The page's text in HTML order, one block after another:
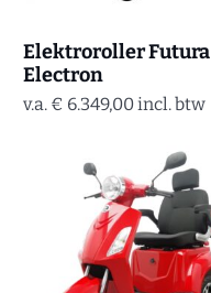
Elektroroller Futura
Electron
v.a. € 6.349,00incl. btw